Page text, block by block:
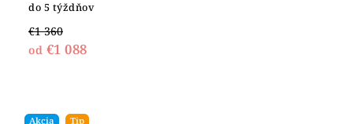
do 5 týždňov
€1 360
od €1 088
Akcia Tip